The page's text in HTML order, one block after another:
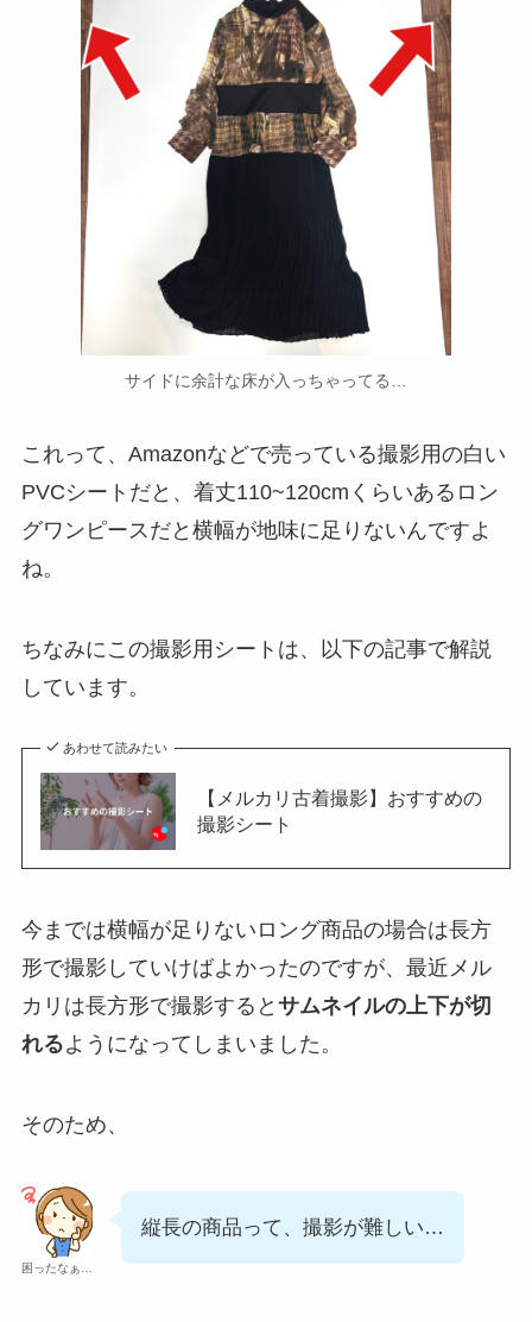
サイドに余計な床が入っちゃってる…
これって、Amazonなどで売っている撮影用の白い
PVCシートだと、着丈110~120cmくらいあるロン
グワンピースだと横幅が地味に足りないんですよ
ね。
ちなみにこの撮影用シートは、以下の記事で解説
しています。
あわせて読みたい
【メルカリ古着撮影】おすすめの
撮影シート
今までは横幅が足りないロング商品の場合は長方
形で撮影していけばよかったのですが、最近メル
カリは長方形で撮影すると サムネイルの上下が切
れるようになってしまいました。
そのため、
困ったなぁ…
縦長の商品って、撮影が難しい…